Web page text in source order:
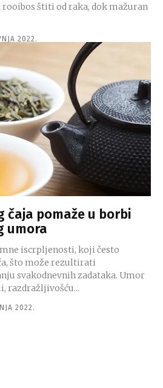
štiti od raka, dok mažuran
2022.
čaja pomaže u borbi
umora
iscrpljenosti, koji često
što može rezultirati
svakodnevnih zadataka. Umor
razdražljivošću...
2022.